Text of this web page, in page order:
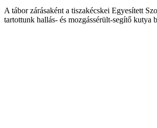
A tábor zárásaként a tiszakécskei Egyesített
tartottunk hallás- és mozgássérült-segítő kutya